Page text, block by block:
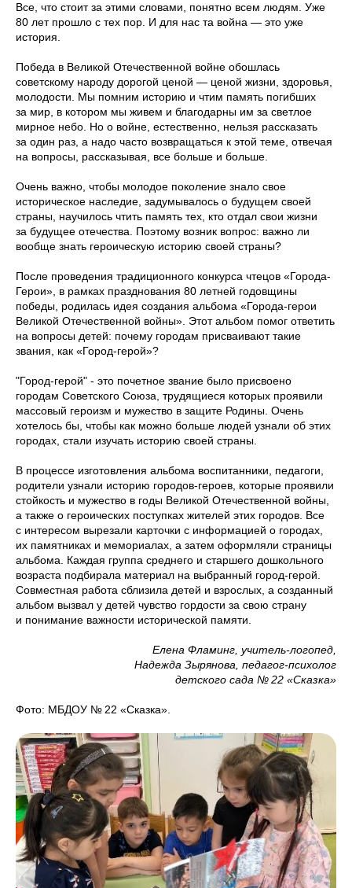
Все, что стоит за этими словами, понятно всем людям. Уже
80 лет прошло с тех пор. И для нас та война — это уже
история.
Победа в Великой Отечественной войне обошлась
советскому народу дорогой ценой — ценой жизни, здоровья,
молодости. Мы помним историю и чтим память погибших
за мир, в котором мы живем и благодарны им за светлое
мирное небо. Но о войне, естественно, нельзя рассказать
за один раз, а надо часто возвращаться к этой теме, отвечая
на вопросы, рассказывая, все больше и больше.
Очень важно, чтобы молодое поколение знало свое
историческое наследие, задумывалось о будущем своей
страны, научилось чтить память тех, кто отдал свои жизни
за будущее отечества. Поэтому возник вопрос: важно ли
вообще знать героическую историю своей страны?
После проведения традиционного конкурса чтецов «Города-
Герои», в рамках празднования 80 летней годовщины
победы, родилась идея создания альбома «Города-герои
Великой Отечественной войны». Этот альбом помог ответить
на вопросы детей: почему городам присваивают такие
звания, как «Город-герой»?
"Город-герой" - это почетное звание было присвоено
городам Советского Союза, трудящиеся которых проявили
массовый героизм и мужество в защите Родины. Очень
хотелось бы, чтобы как можно больше людей узнали об этих
городах, стали изучать историю своей страны.
В процессе изготовления альбома воспитанники, педагоги,
родители узнали историю городов-героев, которые проявили
стойкость и мужество в годы Великой Отечественной войны,
а также о героических поступках жителей этих городов. Все
с интересом вырезали карточки с информацией о городах,
их памятниках и мемориалах, а затем оформляли страницы
альбома. Каждая группа среднего и старшего дошкольного
возраста подбирала материал на выбранный город-герой.
Совместная работа сблизила детей и взрослых, а созданный
альбом вызвал у детей чувство гордости за свою страну
и понимание важности исторической памяти.
Елена Фламинг, учитель-логопед,
Надежда Зырянова, педагог-психолог
детского сада № 22 «Сказка»
Фото: МБДОУ № 22 «Сказка».